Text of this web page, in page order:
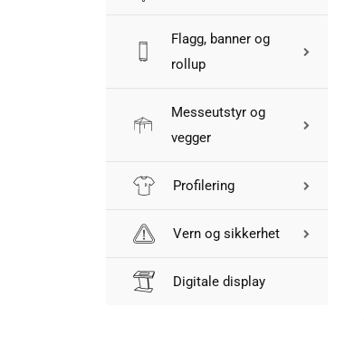
Flagg, banner og
rollup
Messeutstyr og
vegger
Profilering
Vern og sikkerhet
Digitale display